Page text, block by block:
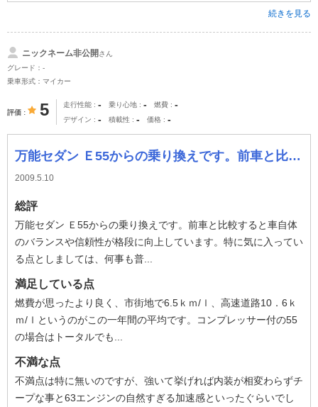
続きを見る
ニックネーム非公開さん
グレード：-
乗車形式：マイカー
評価 5 走行性能 - 乗り心地 - 燃費 -
デザイン - 積載性 - 価格 -
万能セダン Ｅ55からの乗り換えです。前車と比較すると車自体のバランスや信頼性が格段に向上しています。特に気に入っている点としましては、何事も普通にこ
2009.5.10
総評
万能セダン Ｅ55からの乗り換えです。前車と比較すると車自体
のバランスや信頼性が格段に向上しています。特に気に入ってい
る点としましては、何事も普...
満足している点
燃費が思ったより良く、市街地で6.5ｋｍ/ｌ、高速道路10．6ｋ
ｍ/ｌというのがこの一年間の平均です。コンプレッサー付の55
の場合はトータルでも...
不満な点
不満点は特に無いのですが、強いて挙げれば内装が相変わらずチ
ープな事と63エンジンの自然すぎる加速感といったぐらいでし